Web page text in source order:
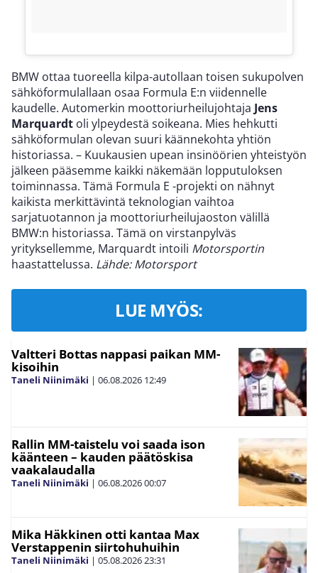
BMW ottaa tuoreella kilpa-autollaan toisen sukupolven
sähköformulallaan osaa Formula E:n viidennelle
kaudelle. Automerkin moottoriurheilujohtaja Jens
Marquardt oli ylpeydestä soikeana. Mies hehkutti
sähköformulan olevan suuri käännekohta yhtiön
historiassa. – Kuukausien upean insinöörien yhteistyön
jälkeen pääsemme kaikki näkemään lopputuloksen
toiminnassa. Tämä Formula E -projekti on nähnyt
kaikista merkittävintä teknologian vaihtoa
sarjatuotannon ja moottoriurheilujaoston välillä
BMW:n historiassa. Tämä on virstanpylväs
yrityksellemme, Marquardt intoili Motorsportin
haastattelussa. Lähde: Motorsport
LUE MYÖS:
Valtteri Bottas nappasi paikan MM-
kisoihin
Taneli Niinimäki | 06.08.2026 12:49
Rallin MM-taistelu voi saada ison
käänteen – kauden päätöskisa
vaakalaudalla
Taneli Niinimäki | 06.08.202600:07
Mika Häkkinen otti kantaa Max
Verstappenin siirtohuhuihin
Taneli Niinimäki | 05.08.202623:31